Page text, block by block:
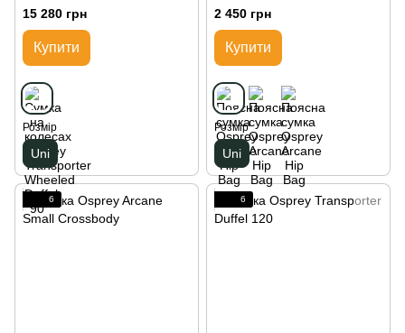
15 280 грн
Купити
Розмір
Uni
2 450 грн
Купити
Розмір
Uni
6 6